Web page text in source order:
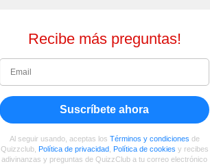
Recibe más preguntas!
Suscríbete ahora
Al seguir usando, aceptas los Términos y condiciones de
Quizzclub, Política de privacidad, Política de cookies y recibes
adivinanzas y preguntas de QuizzClub a tu correo electrónico